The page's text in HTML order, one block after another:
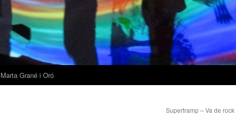
Marta Grané i Oró
Supertramp – Va de rock